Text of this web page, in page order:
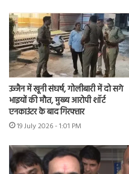
उज्जैन में खूनी संघर्ष, गोलीबारी में दो सगे
भाइयों की मौत, मुख्य आरोपी शॉर्ट
एनकाउंटर के बाद गिरफ्तार
19 July 2026 - 1:01 PM